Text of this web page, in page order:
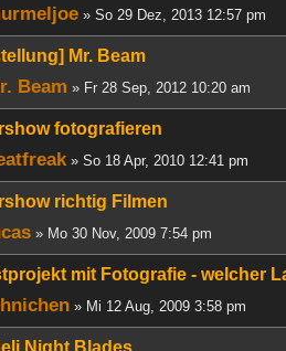
» So 29 Dez, 2013 12:57 pm
Mr. Beam
Beam » Fr 28 Sep, 2012 10:20 am
fotografieren
» So 18 Apr, 2010 12:41 pm
richtig Filmen
» Mo 30 Nov, 2009 7:54 pm
mit Fotografie - welcher
» Mi 12 Aug, 2009 3:58 pm
Night Blades